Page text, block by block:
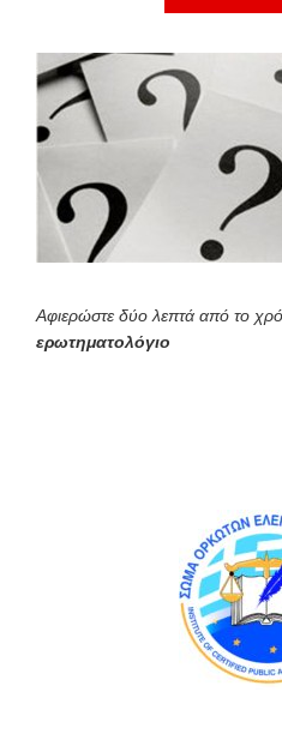
Αφιερώστε δύο λεπτά από το
ερωτηματολόγιο